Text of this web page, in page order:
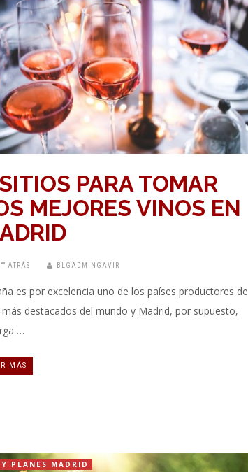
PARA TOMAR
MEJORES VINOS EN
ATRÁS BLGADMINGAVIR
es por excelencia uno de los países productores de
destacados del mundo y Madrid, por supuesto,
…
MÁS
PLANES MADRID